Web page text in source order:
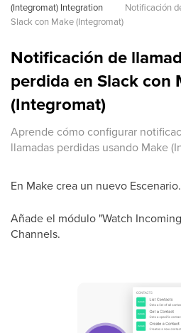
(Integromat) Integration
Notificación
Slack con Make (Integromat)
Notificación de
perdida en Slack con
(Integromat)
Aprende cómo configurar
llamadas perdidas usando Make
En Make crea un nuevo Escenario.
Añade el módulo "Watch
Channels.